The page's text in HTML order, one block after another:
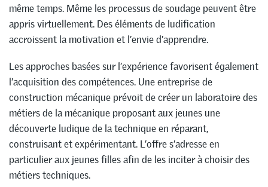
même temps. Même les processus de soudage peuvent être
appris virtuellement. Des éléments de ludification
accroissent la motivation et l’envie d’apprendre.
Les approches basées sur l’expérience favorisent également
l’acquisition des compétences. Une entreprise de
construction mécanique prévoit de créer un laboratoire des
métiers de la mécanique proposant aux jeunes une
découverte ludique de la technique en réparant,
construisant et expérimentant. L’offre s’adresse en
particulier aux jeunes filles afin de les inciter à choisir des
métiers techniques.